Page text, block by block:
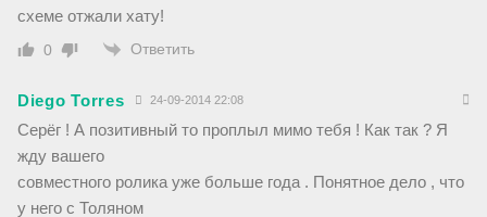
схеме отжали хату!
0 Ответить
Diego Torres 24-09-2014 22:08
Серёг ! А позитивный то проплыл мимо тебя ! Как так ? Я
жду вашего
совместного ролика уже больше года . Понятное дело , что
у него с Толяном